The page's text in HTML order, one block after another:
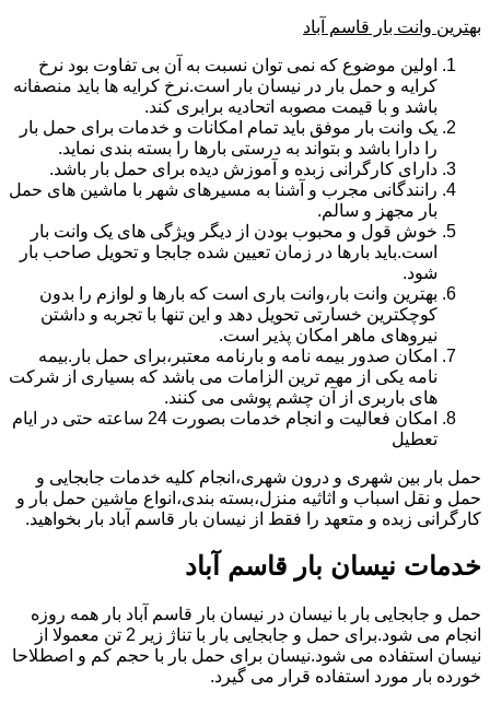
بهترین وانت بار قاسم آباد
اولین موضوع که نمی توان نسبت به آن بی تفاوت بود نرخ
کرایه و حمل بار در نیسان بار است.نرخ کرایه ها باید منصفانه
باشد و با قیمت مصوبه اتحادیه برابری کند.
یک وانت بار موفق باید تمام امکانات و خدمات برای حمل بار
را دارا باشد و بتواند به درستی بارها را بسته بندی نماید.
دارای کارگرانی زبده و آموزش دیده برای حمل بار باشد.
رانندگانی مجرب و آشنا به مسیرهای شهر با ماشین های حمل
بار مجهز و سالم.
خوش قول و محبوب بودن از دیگر ویژگی های یک وانت بار
است.باید بارها در زمان تعیین شده جابجا و تحویل صاحب بار
شود.
بهترین وانت بار،وانت باری است که بارها و لوازم را بدون
کوچکترین خسارتی تحویل دهد و این تنها با تجربه و داشتن
نیروهای ماهر امکان پذیر است.
امکان صدور بیمه نامه و بارنامه معتبر،برای حمل بار.بیمه
نامه یکی از مهم ترین الزامات می باشد که بسیاری از شرکت
های باربری از آن چشم پوشی می کنند.
امکان فعالیت و انجام خدمات بصورت 24 ساعته حتی در ایام
تعطیل
حمل بار بین شهری و درون شهری،انجام کلیه خدمات جابجایی و
حمل و نقل اسباب و اثاثیه منزل،بسته بندی،انواع ماشین حمل بار و
کارگرانی زبده و متعهد را فقط از نیسان بار قاسم آباد بار بخواهید.
خدمات نیسان بار قاسم آباد
حمل و جابجایی بار با نیسان در نیسان بار قاسم آباد بار همه روزه
انجام می شود.برای حمل و جابجایی بار با تناژ زیر 2 تن معمولا از
نیسان استفاده می شود.نیسان برای حمل بار با حجم کم و اصطلاحا
خورده بار مورد استفاده قرار می گیرد.